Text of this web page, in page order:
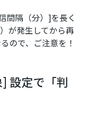
間隔（分）]を長く
が発生してから再
ので、ご注意を！
設定で「判